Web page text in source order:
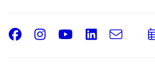
Facebook
Instagram
Youtube
e-